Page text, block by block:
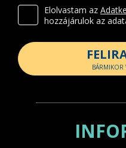
Elolvastam az
hozzájárulok az
BÁRMIKOR